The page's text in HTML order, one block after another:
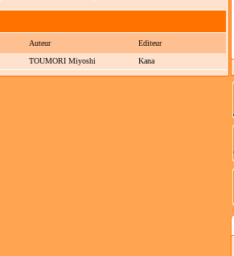
Auteur
Editeur
TOUMORI Miyoshi Kana